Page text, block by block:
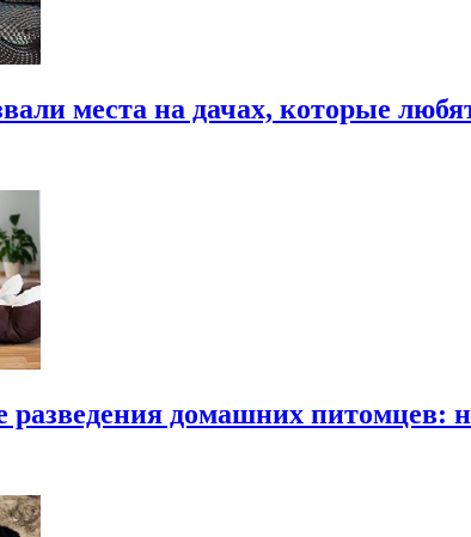
места на дачах, которые
разведения домашних питомцев: